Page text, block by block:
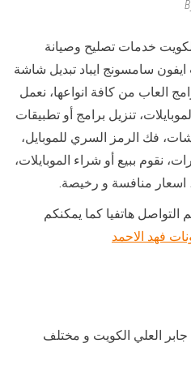
خدمات تصليح وصيانة
سامسونج ايباد تبديل شاشة
العاب من كافة انواعها، نعمل
تنزيل برامج أو تطبيقات
فك الرمز السري للموبايل،
نقوم ببيع أو شراء الموبايلات،
اسعار منافسة و رخيصة.
هاتفيا كما يمكنكم
فهد الاحمد
العلي الكويت و مختلف